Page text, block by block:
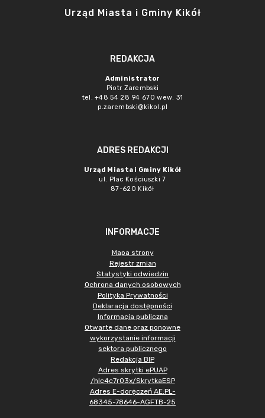
Urząd Miasta i Gminy Kikół
REDAKCJA
Administrator
Piotr Zarembski
tel. +48 54 28 94 670 wew. 31
p.zarembski@kikol.pl
ADRES REDAKCJI
Urząd Miasta i Gminy Kikół
ul. Plac Kościuszki 7
87-620 Kikół
INFORMACJE
Mapa strony
Rejestr zmian
Statystyki odwiedzin
Ochrona danych osobowych
Polityka Prywatności
Deklaracja dostępności
Informacja publiczna
Otwarte dane oraz ponowne
wykorzystanie informacji
sektora publicznego
Redakcja BIP
Adres skrytki ePUAP
/hlc4c7r03x/SkrytkaESP
Adres E-doręczeń AE:PL-
68345-78646-AGFTB-25